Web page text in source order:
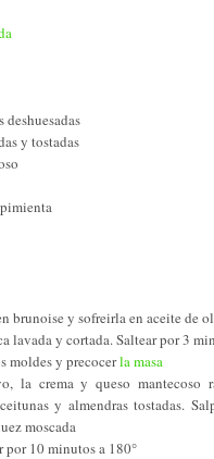
deshuesadas
y tostadas
brunoise y sofreirla en aceite de
lavada y cortada. Saltear por 3
moldes y precocerla masa
la crema y queso mantecoso
y almendras tostadas.
moscada
por 10 minutos a 180°